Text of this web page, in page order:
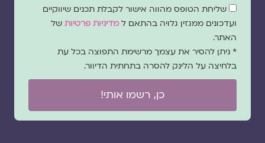
שדה
הסכמה
שליחת הטופס מהווה אישור לקבלת תכנים שיווקיים
ועדכונים ממגזין גלויה בהתאם ל מדיניות פרטיותשל
האתר.
* ניתן להסיר את עצמך מרשימת התפוצה בכל עת
בלחיצה על הלינק להסרה בתחתית הדיוור.
כן, רשמו אותי!